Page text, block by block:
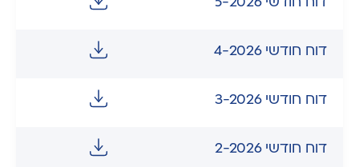
דוח חודשי 4-2026
דוח חודשי 3-2026
דוח חודשי 2-2026